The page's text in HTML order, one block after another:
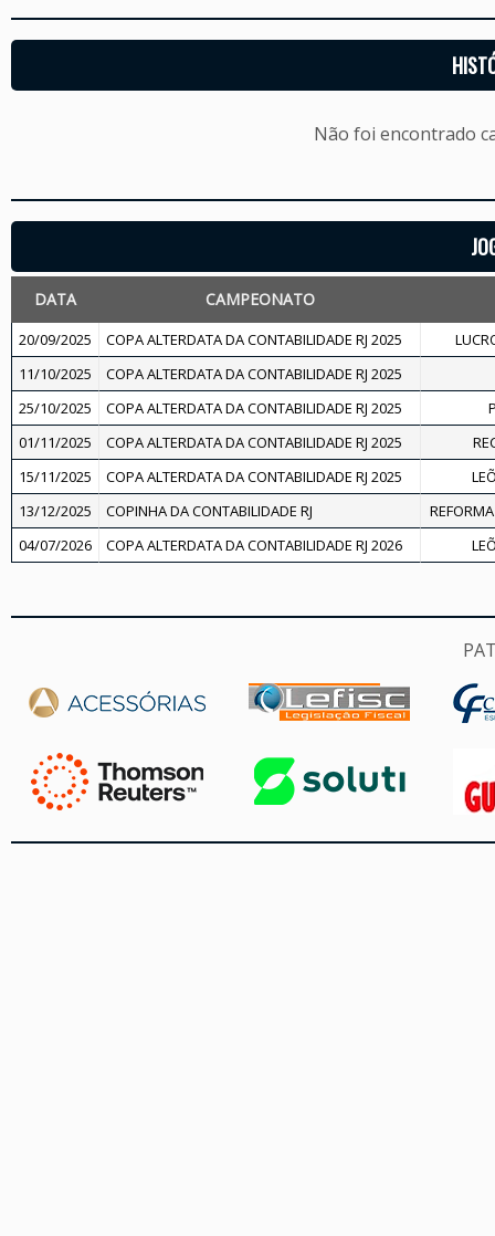
Não foi encontrado
DATA CAMPEONATO
20/09/2025 COPA ALTERDATA DA CONTABILIDADE RJ 2025
11/10/2025
COPA ALTERDATA DA CONTABILIDADE RJ 2025
25/10/2025
COPA ALTERDATA DA CONTABILIDADE RJ 2025
01/11/2025
COPA ALTERDATA DA CONTABILIDADE RJ 2025
15/11/2025
COPA ALTERDATA DA CONTABILIDADE RJ 2025
13/12/2025
COPINHA DA CONTABILIDADE RJ
04/07/2026
COPA ALTERDATA DA CONTABILIDADE RJ 2026